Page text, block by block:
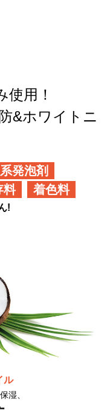
使用！
&ホワイトニ
発泡剤
料 着色料
!
ル
湿、